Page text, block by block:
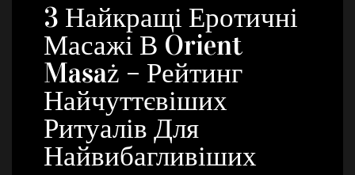
3 Найкращі Еротичні
Масажі В Orient
Masaż – Рейтинг
Найчуттєвіших
Ритуалів Для
Найвибагливіших